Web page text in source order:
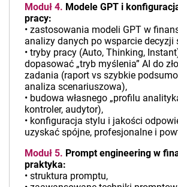
Moduł 4. Modele GPT i
pracy:
• zastosowania modeli GPT w
analizy danych po wsparcie decyzji
• tryby pracy (Auto, Thinking,
dopasować „tryb myślenia” AI do
zadania (raport vs szybkie
analiza scenariuszowa),
• budowa własnego „profilu
kontroler, audytor),
• konfiguracja stylu i jakości
uzyskać spójne, profesjonalne i
Moduł 5. Prompt engineering w
praktyka:
• struktura promptu,